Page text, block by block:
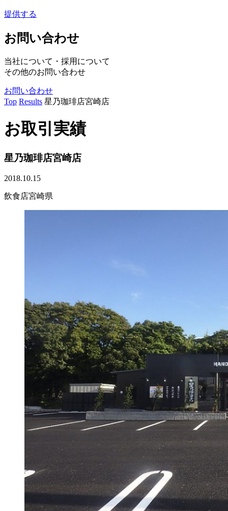
提供する
お問い合わせ
当社について・採用について
その他のお問い合わせ
お問い合わせ
Top Results 星乃珈琲店宮崎店
お取引実績
星乃珈琲店宮崎店
2018.10.15
飲食店宮崎県